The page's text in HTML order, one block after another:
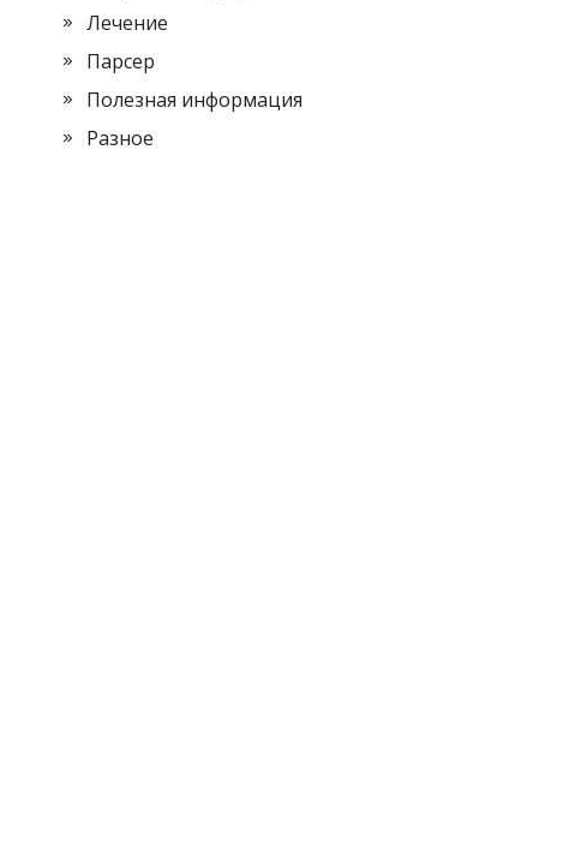
Лечение
Парсер
Полезная информация
Разное